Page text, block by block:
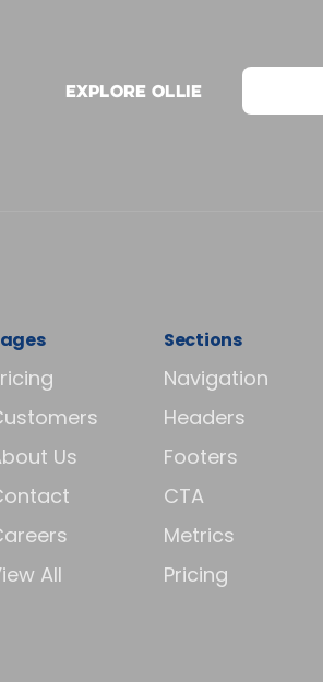
Explore Ollie
Us
All
Sections
Navigation
Headers
Footers
CTA
Metrics
Pricing